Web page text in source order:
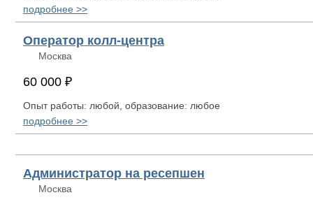
подробнее >>
Оператор колл-центра
Москва
60 000 ₽
Опыт работы: любой, образование: любое
подробнее >>
Администратор на ресепшен
Москва